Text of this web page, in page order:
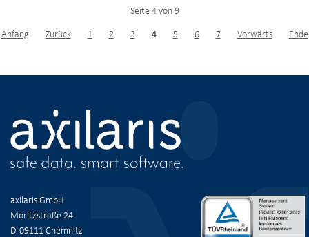
Weihnachtszeit
Seite 4 von 9
Anfang Zurück 1 2 3 4 5 6 7 Vorwärts Ende
axilaris GmbH
Moritzstraße 24
D-09111 Chemnitz